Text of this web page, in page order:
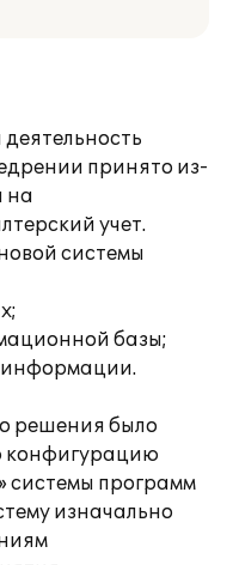
принято из-
на
учет.
системы
базы;
информации.
решения было
конфигурацию
системы программ
изначально